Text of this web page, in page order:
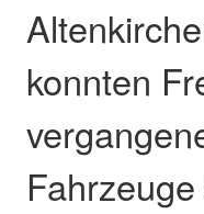
konnten